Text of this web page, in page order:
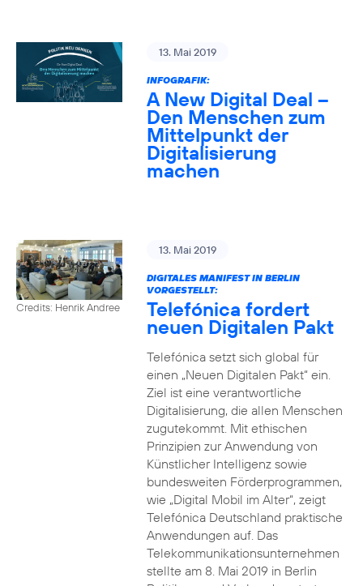
13. Mai 2019
INFOGRAFIK:
A New Digital Deal –
Den Menschen zum
Mittelpunkt der
Digitalisierung
machen
Credits: Henrik Andree
13. Mai 2019
DIGITALES MANIFEST IN BERLIN
VORGESTELLT:
Telefónica fordert
neuen Digitalen Pakt
Telefónica setzt sich global für
einen „Neuen Digitalen Pakt“ ein.
Ziel ist eine verantwortliche
Digitalisierung, die allen Menschen
zugutekommt. Mit ethischen
Prinzipien zur Anwendung von
Künstlicher Intelligenz sowie
bundesweiten Förderprogrammen,
wie „Digital Mobil im Alter“, zeigt
Telefónica Deutschland praktische
Anwendungen auf. Das
Telekommunikationsunternehmen
stellte am 8. Mai 2019 in Berlin